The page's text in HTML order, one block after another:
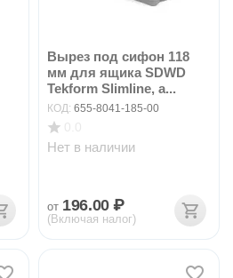
Вырез под сифон 118
мм для ящика SDWD
Tekform Slimline, а...
КОД: 655-8041-185-00
Нет в наличии
от 196.00 ₽
(Включая налог)